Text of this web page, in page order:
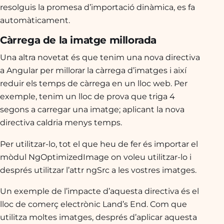
resolguis la promesa d’importació dinàmica, es fa
automàticament.
Càrrega de la imatge millorada
Una altra novetat és que tenim una nova directiva
a Angular per millorar la càrrega d’imatges i així
reduir els temps de càrrega en un lloc web. Per
exemple, tenim un lloc de prova que triga 4
segons a carregar una imatge; aplicant la nova
directiva caldria menys temps.
Per utilitzar-lo, tot el que heu de fer és importar el
mòdul NgOptimizedImage on voleu utilitzar-lo i
després utilitzar l’attr ngSrc a les vostres imatges.
Un exemple de l’impacte d’aquesta directiva és el
lloc de comerç electrònic Land’s End. Com que
utilitza moltes imatges, després d’aplicar aquesta